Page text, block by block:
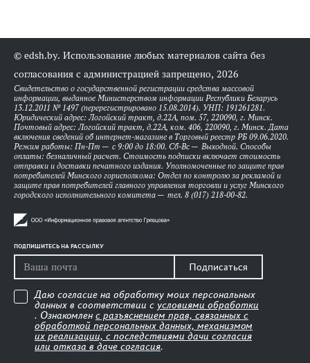
© edsh.by. Использование любых материалов сайта без
согласования с администрацией запрещено, 2026
Свидетельство о государственной регистрации средства массовой
информации, выданное Министерством информации Республики Беларусь
13.12.2011 № 1497 (перерегистрировано 15.08.2014). УНП: 191261281.
Юридический адрес: Логойский тракт, д.22А, пом. 57, 220090, г. Минск.
Почтовый адрес: Логойский тракт, д.22А, ком. 406, 220090, г. Минск. Дата
включения сведений об интернет-магазине в Торговый реестр РБ 09.06.2020.
Режим работы: Пн-Пт — с 9:00 до 18:00. Сб-Вс — Выходной. Способы
оплаты: безналичный расчет. Стоимость подписки включает стоимость
отправки и доставки печатного издания. Уполномоченные по защите прав
потребителей Минского горисполкома: Отдел по контролю за рекламой и
защите прав потребителей главного управления торговли и услуг Минского
городского исполнительного комитета — тел. 8 (017) 218-00-82.
ПОДПИШИТЕСЬ НА РАССЫЛКУ
Подписаться
Даю согласие на обработку моих персональных
данных в соответствии с условиями обработки
. Ознакомлен с разъяснением прав, связанных с
обработкой персональных данных, механизмом
их реализации, с последствиями дачи согласия
или отказа в даче согласия.